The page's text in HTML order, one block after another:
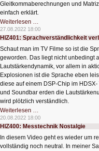
Gleitkommaberechnungen und
einfach erklärt.
Weiterlesen …
Supercomputer
27.08.2022 18:00
HIZ401: Sprachverständlichkeit
Schaut man im TV Filme so ist die
geworden. Das liegt nicht unbedingt
Lautstärkendynamik, vor allem in
Explosionen ist die Sprache eben
diese auf einem DSP-Chip im
und Soundbar erden die
wird plötzlich verständlich.
Weiterlesen …
Sprachverständlichkeit
verbessen
20.08.2022 18:00
HIZ400: Messtechnik Nostalgie
In diesem Video geht es wieder um
vollständig noch neutral. In meiner